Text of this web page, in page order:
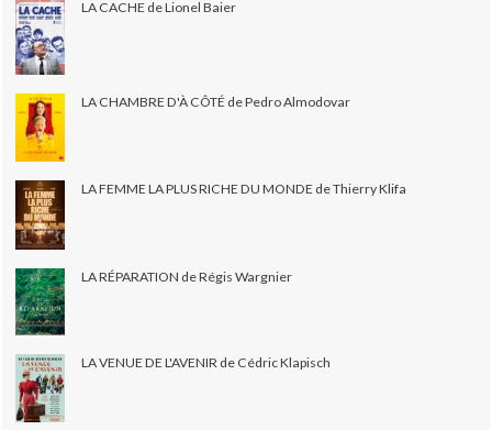
LA CACHE de Lionel Baier
LA CHAMBRE D'À CÔTÉ de Pedro Almodovar
LA FEMME LA PLUS RICHE DU MONDE de Thierry Klifa
LA RÉPARATION de Régis Wargnier
LA VENUE DE L'AVENIR de Cédric Klapisch